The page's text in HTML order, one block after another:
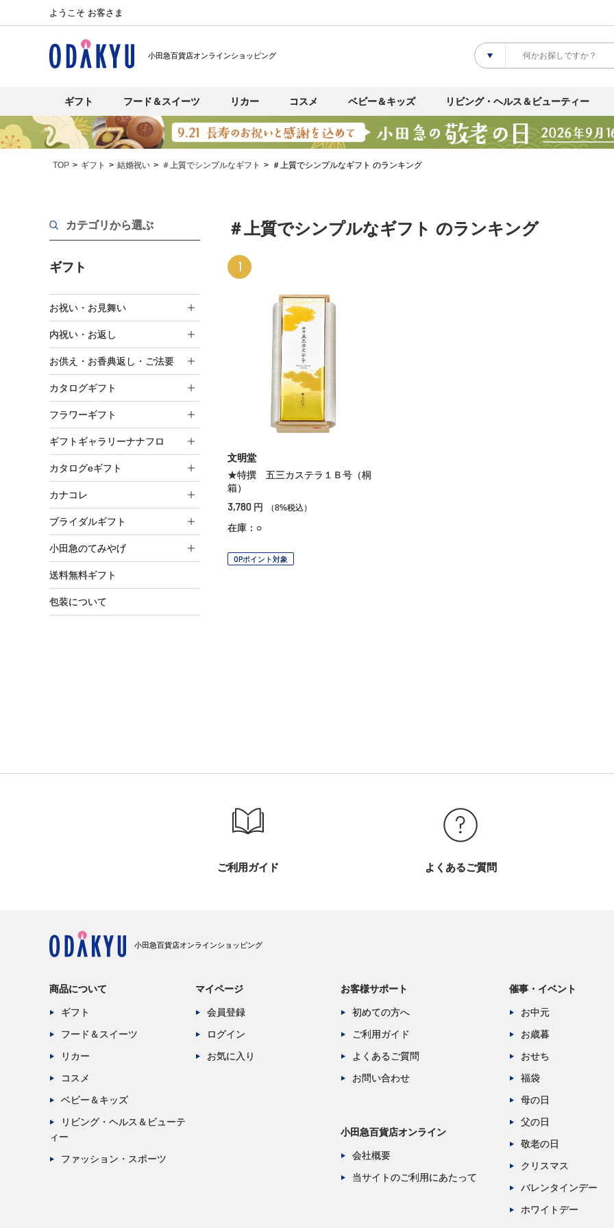
ようこそ お客さま
小田急百貨店オンラインショッピング
ギフト フード＆スイーツ リカー コスメ ベビー＆キッズ リビング・ヘルス＆ビューティー
TOP ギフト 結婚祝い ＃上質でシンプルなギフト ＃上質でシンプルなギフト のランキング
カテゴリから選ぶ
ギフト
お祝い・お見舞い
内祝い・お返し
お供え・お香典返し・ご法要
カタログギフト
フラワーギフト
ギフトギャラリーナナフロ
カタログeギフト
カナコレ
ブライダルギフト
小田急のてみやげ
送料無料ギフト
包装について
＃上質でシンプルなギフト のランキング
1
文明堂
★特撰 五三カステラ１Ｂ号（桐
箱）
3,780 円 （8%税込）
在庫：○
OPポイント対象
ご利用ガイド よくあるご質問
小田急百貨店オンラインショッピング
商品について
ギフト
フード＆スイーツ
リカー
コスメ
ベビー＆キッズ
リビング・ヘルス＆ビューテ
ィー
ファッション・スポーツ
マイページ
会員登録
ログイン
お気に入り
お客様サポート
初めての方へ
ご利用ガイド
よくあるご質問
お問い合わせ
小田急百貨店オンライン
会社概要
当サイトのご利用にあたって
催事・イベント
お中元
お歳暮
おせち
福袋
母の日
父の日
敬老の日
クリスマス
バレンタインデー
ホワイトデー